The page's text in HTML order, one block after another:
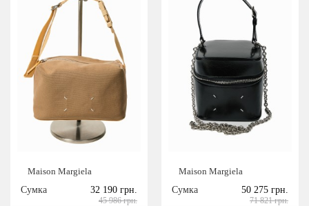
Maison Margiela
Сумка
32 190 грн.
45 986 грн.
Maison Margiela
Сумка
50 275 грн.
71 821 грн.